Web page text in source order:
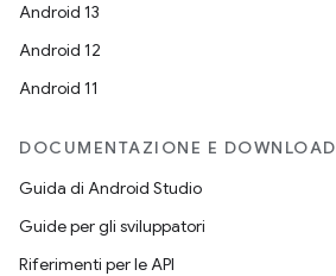
Android 13
Android 12
Android 11
DOCUMENTAZIONE E DOWNLOAD
Guida di Android Studio
Guide per gli sviluppatori
Riferimenti per le API